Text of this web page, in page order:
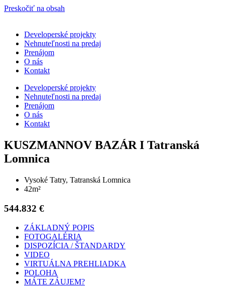
Preskočiť na obsah
Developerské projekty
Nehnuteľnosti na predaj
Prenájom
O nás
Kontakt
Developerské projekty
Nehnuteľnosti na predaj
Prenájom
O nás
Kontakt
KUSZMANNOV BAZÁR I Tatranská
Lomnica
Vysoké Tatry, Tatranská Lomnica
42m²
544.832 €
ZÁKLADNÝ POPIS
FOTOGALÉRIA
DISPOZÍCIA / ŠTANDARDY
VIDEO
VIRTUÁLNA PREHLIADKA
POLOHA
MÁTE ZÁUJEM?